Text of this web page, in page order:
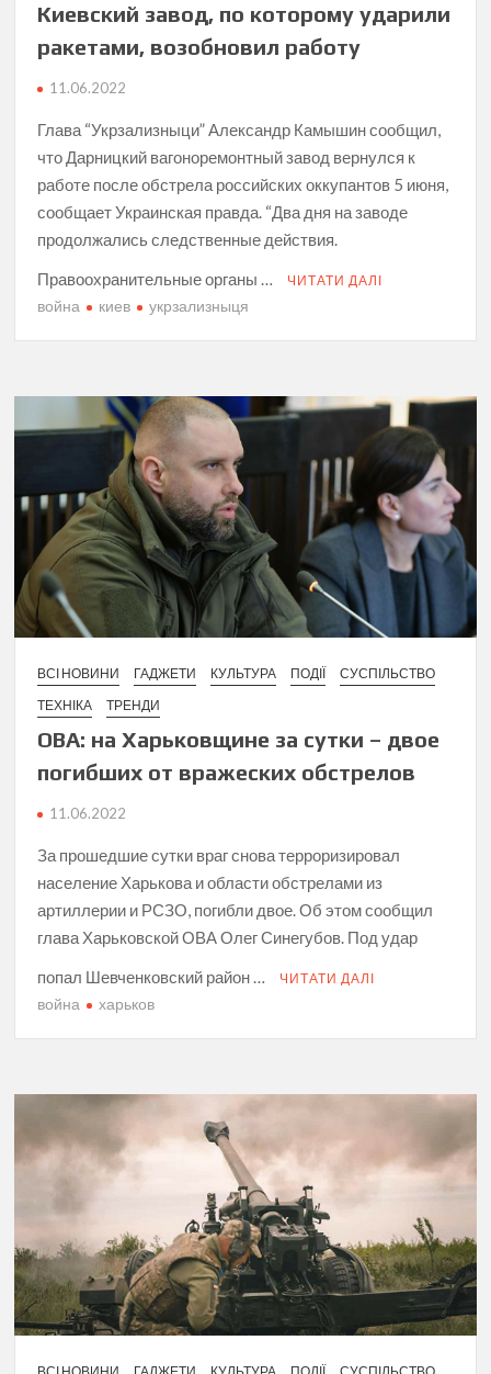
Киевский завод, по которому ударили
ракетами, возобновил работу
11.06.2022
Глава “Укрзализныци” Александр Камышин сообщил,
что Дарницкий вагоноремонтный завод вернулся к
работе после обстрела российских оккупантов 5 июня,
сообщает Украинская правда. “Два дня на заводе
продолжались следственные действия.
Правоохранительные органы …
ЧИТАТИ ДАЛІ
война киев укрзализныця
ВСІ НОВИНИ ГАДЖЕТИ КУЛЬТУРА ПОДІЇ
СУСПІЛЬСТВО
ТЕХНІКА
ТРЕНДИ
ОВА: на Харьковщине за сутки – двое
погибших от вражеских обстрелов
11.06.2022
За прошедшие сутки враг снова терроризировал
население Харькова и области обстрелами из
артиллерии и РСЗО, погибли двое. Об этом сообщил
глава Харьковской ОВА Олег Синегубов. Под удар
попал Шевченковский район …
ЧИТАТИ ДАЛІ
война харьков